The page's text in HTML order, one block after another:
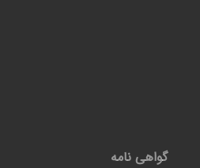
گواهی نامه